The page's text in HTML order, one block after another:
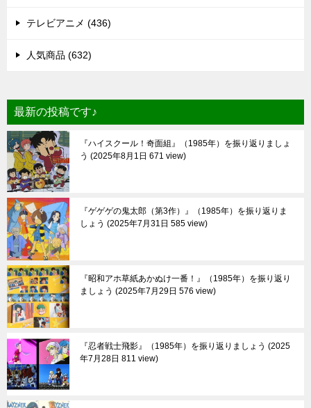
テレビアニメ (436)
人気商品 (632)
最新の投稿です♪
『ハイスクール！奇面組』（1985年）を振り返りましょ
う
2025年8月1日 671 view
『ゲゲゲの鬼太郎（第3作）』（1985年）を振り返りま
しょう
2025年7月31日 585 view
『昭和アホ草紙あかぬけ一番！』（1985年）を振り返り
ましょう
2025年7月29日 576 view
『忍者戦士飛影』（1985年）を振り返りましょう
2025
年7月28日 811 view